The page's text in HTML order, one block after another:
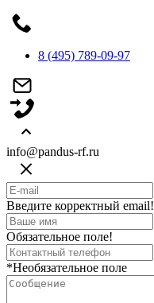
8 (495) 789-09-97
info@pandus-rf.ru
Введите корректный email!
Обязательное поле!
*Необязательное поле